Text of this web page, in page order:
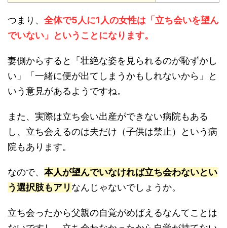
つまり、 全体で5人に1人の女性は「立ち会いを望ん
でいない」ということになります。
妻側からすると「壮絶な姿を見られるのが恥ずかし
い」「一緒に便が出てしまうかもしれないから」と
いう意見があるようですね。
また、実際は立ち会い出産ができない病院もある
し、立ち会えるのは夫だけ（子供は禁止）という病
院もあります。
なので、 本人が望んでいなければ立ち会わないとい
う選択肢もアリ なんじゃないでしょうか。
立ち会ったから父親の自覚がめばえるなんてことは